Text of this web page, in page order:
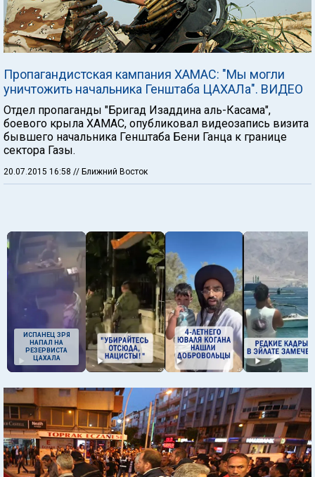
Пропагандистская кампания ХАМАС: "Мы могли
уничтожить начальника Генштаба ЦАХАЛа". ВИДЕО
Отдел пропаганды "Бригад Изаддина аль-Касама",
боевого крыла ХАМАС, опубликовал видеозапись визита
бывшего начальника Генштаба Бени Ганца к границе
сектора Газы.
20.07.2015 16:58 // Ближний Восток
ИСПАНЕЦ ЗРЯ
НАПАЛ НА
РЕЗЕРВИСТА
ЦАХАЛА